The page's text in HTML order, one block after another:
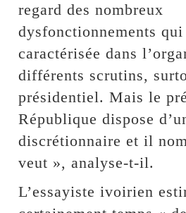
regard des nombreux
dysfonctionnements qui
caractérisée dans
différents scrutins,
présidentiel. Mais le
République dispose
discrétionnaire et il
veut », analyse-t-il.
L’essayiste ivoirien